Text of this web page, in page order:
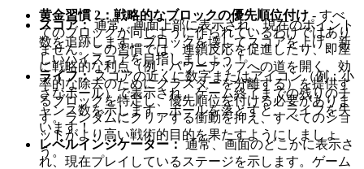
スコア： 通常、画面上部に表示され、現在のポイント
数を追跡します。ブロックを壊してスコアを上げ、新
しいハイスコアを目指しましょう！
ライフ： スコアの近くに数字またはアイコン（例：小
さなボール）で表示され、ゲーム終了までの残りのチ
ャンス数を示します。ボールを落とすと、ライフを失
います！
レベルインジケーター： 通常、画面のどこかに表示さ
れ、現在プレイしているステージを示します。ゲーム
黄金習慣 2：戦略的なブロックの優先順位付け - すべ
てのブロックが同じように作られているわけではあり
ません。この習慣では、連鎖反応を促進したり、即座
に戦略的な利点（例：パワーアップへの道を開く、効
率的な除去のためにクラスターを分離する）を提供す
るブロックを特定し、優先順位を付ける必要がありま
す。ランダムにクリアする衝動を抑え、すべてのショ
ットがより高い戦術的目的を果たすようにしましょ
う。